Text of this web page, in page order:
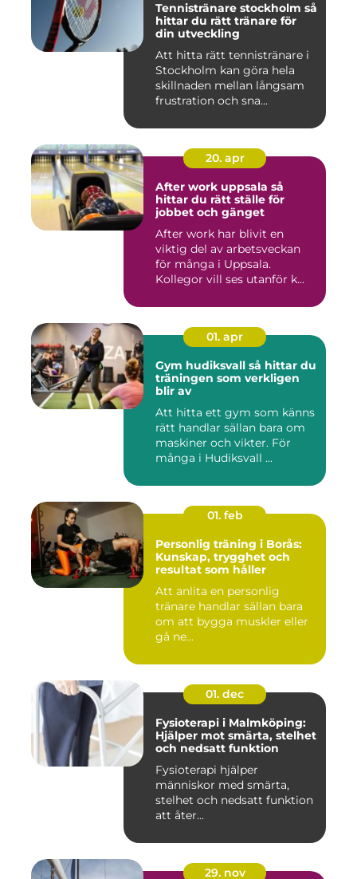
Tennistränare stockholm så
hittar du rätt tränare för
din utveckling
Att hitta rätt tennistränare i
Stockholm kan göra hela
skillnaden mellan långsam
frustration och sna...
20. apr
After work uppsala så
hittar du rätt ställe för
jobbet och gänget
After work har blivit en
viktig del av arbetsveckan
för många i Uppsala.
Kollegor vill ses utanför k...
01. apr
Gym hudiksvall så hittar du
träningen som verkligen
blir av
Att hitta ett gym som känns
rätt handlar sällan bara om
maskiner och vikter. För
många i Hudiksvall ...
01. feb
Personlig träning i Borås:
Kunskap, trygghet och
resultat som håller
Att anlita en personlig
tränare handlar sällan bara
om att bygga muskler eller
gå ne...
01. dec
Fysioterapi i Malmköping:
Hjälper mot smärta, stelhet
och nedsatt funktion
Fysioterapi hjälper
människor med smärta,
stelhet och nedsatt funktion
att åter...
29. nov